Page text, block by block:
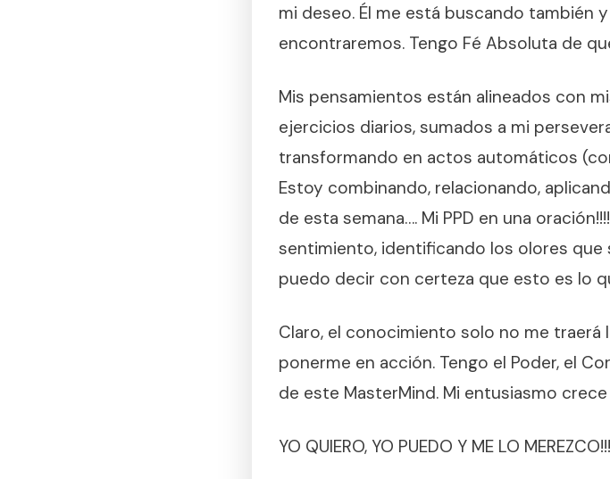
mi deseo. Él me está buscando también
encontraremos. Tengo Fé Absoluta de
Mis pensamientos están alineados con
ejercicios diarios, sumados a mi
transformando en actos automáticos
Estoy combinando, relacionando,
de esta semana…. Mi PPD en una
sentimiento, identificando los olores que
puedo decir con certeza que esto es lo
Claro, el conocimiento solo no me
ponerme en acción. Tengo el Poder, el
de este MasterMind. Mi entusiasmo crece
YO QUIERO, YO PUEDO Y ME LO